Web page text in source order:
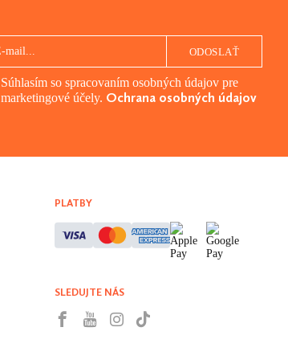
Súhlasím so spracovaním osobných údajov pre
marketingové účely. Ochrana osobných údajov
ODOSLAŤ
PLATBY
SLEDUJTE NÁS